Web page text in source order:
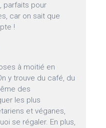
parfaits pour
car on sait que
!
à moitié en
y trouve du café, du
des
les plus
et véganes,
se régaler. En plus,